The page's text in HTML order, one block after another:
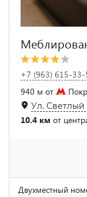
+7 (963) 615-33-
940 м от
Ул. Светлый
10.4 км от
Двухместный